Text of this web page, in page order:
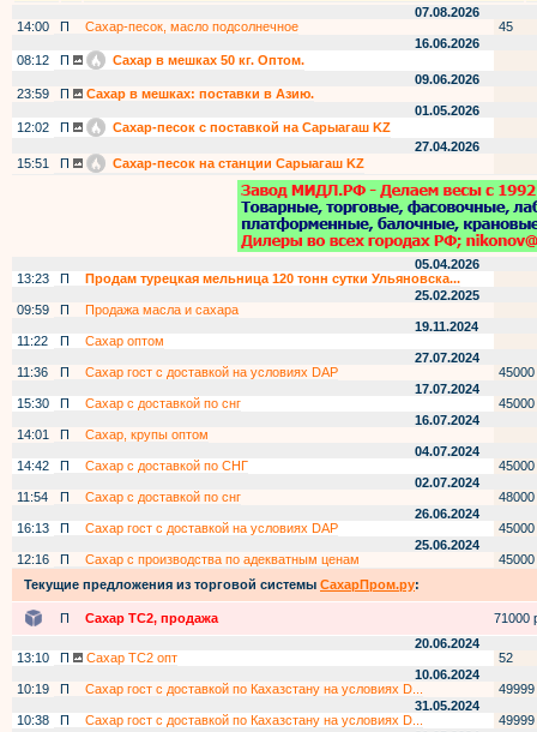
07.08.2026
14:00
П Сахар-песок, масло подсолнечное
45
16.06.2026
08:12
П
Сахар в мешках 50 кг. Оптом.
09.06.2026
23:59
П
Сахар в мешках: поставки в Азию.
01.05.2026
12:02
П
Сахар-песок с поставкой на Сарыагаш KZ
27.04.2026
15:51
П Сахар-песок на станции Сарыагаш KZ
05.04.2026
13:23
П
Продам турецкая мельница 120 тонн сутки Ульяновска...
25.02.2025
09:59
П
Продажа масла и сахара
19.11.2024
11:22
П
Сахар оптом
27.07.2024
11:36
П Сахар гост с доставкой на условиях DAP
45000
17.07.2024
15:30
П Сахар с доставкой по снг
45000
16.07.2024
14:01
П
Сахар, крупы оптом
04.07.2024
14:42
П Сахар с доставкой по СНГ
45000
02.07.2024
11:54
П Сахар с доставкой по снг
48000
26.06.2024
16:13
П Сахар гост с доставкой на условиях DAP
45000
25.06.2024
12:16
П Сахар с производства по адекватным ценам
45000
Текущие предложения из торговой системы СахарПром.ру:
П Сахар ТС2, продажа
71000
20.06.2024
13:10
П Сахар ТС2 опт
52
10.06.2024
10:19
П Сахар гост с доставкой по Кахазстану на условиях D...
49999
31.05.2024
10:38
П Сахар гост с доставкой по Кахазстану на условиях D...
49999